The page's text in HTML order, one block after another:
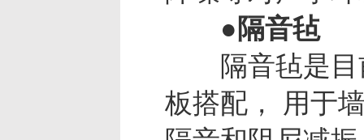
●隔音毡
隔音毡是目前
板搭配， 用于